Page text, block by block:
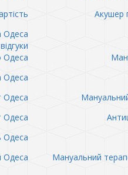
Акушер
Одеса
Одеса
Одеса
Одеса
Одеса
Одеса
Одеса
Мануальний